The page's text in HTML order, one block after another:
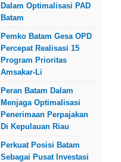
Dalam Optimalisasi PAD
Batam
Pemko Batam Gesa OPD
Percepat Realisasi 15
Program Prioritas
Amsakar-Li
Peran Batam Dalam
Menjaga Optimalisasi
Penerimaan Perpajakan
Di Kepulauan Riau
Perkuat Posisi Batam
Sebagai Pusat Investasi